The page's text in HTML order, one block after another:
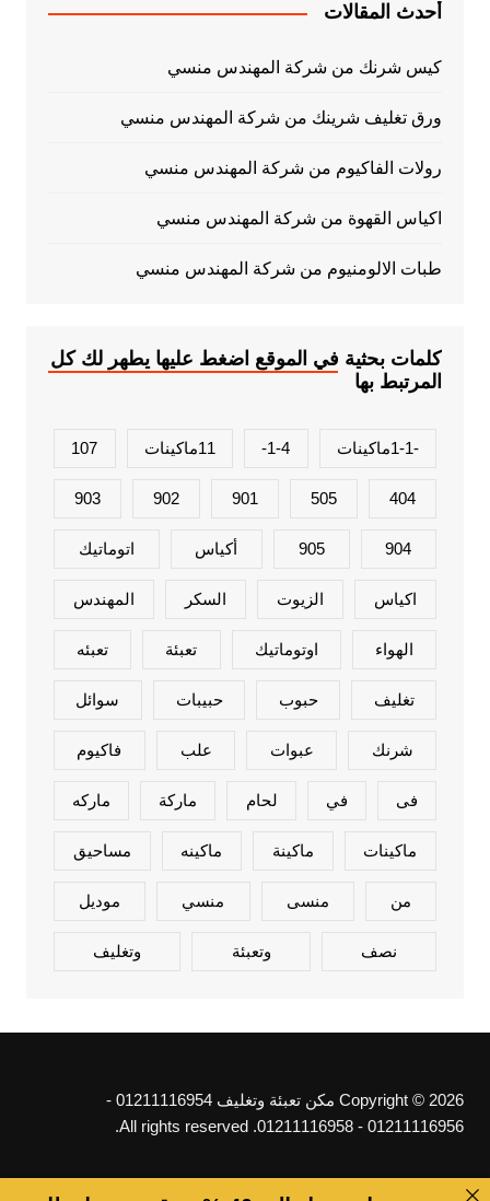
أحدث المقالات
كيس شرنك من شركة المهندس منسي
ورق تغليف شرينك من شركة المهندس منسي
رولات الفاكيوم من شركة المهندس منسي
اكياس القهوة من شركة المهندس منسي
طبات الالومنيوم من شركة المهندس منسي
كلمات بحثية في الموقع اضغط عليها يطهر لك كل
المرتبط بها
-1-1ماكينات 1-4- 11ماكينات 107
404
505
901
902
903
904
905 أكياس اتوماتيك
اكياس الزيوت السكر المهندس
الهواء اوتوماتيك تعبئة تعبئه
تغليف حبوب حبيبات سوائل
شرنك عبوات علب فاكيوم
فى في لحام ماركة ماركه
ماكينات ماكينة ماكينه مساحيق
من منسى منسي موديل
نصف وتعبئة وتغليف
Copyright © 2026 مكن تعبئة وتغليف 01211116954 -
01211116956 - 01211116958. All rights reserved.